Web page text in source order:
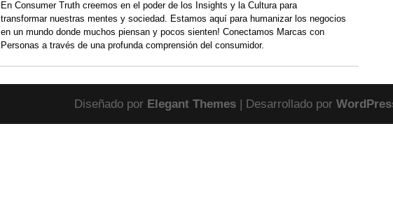
En Consumer Truth creemos en el poder de los Insights y la Cultura para
transformar nuestras mentes y sociedad. Estamos aquí para humanizar los negocios
en un mundo donde muchos piensan y pocos sienten! Conectamos Marcas con
Personas a través de una profunda comprensión del consumidor.
Diseñado por Elegant Themes | Desarrollado por